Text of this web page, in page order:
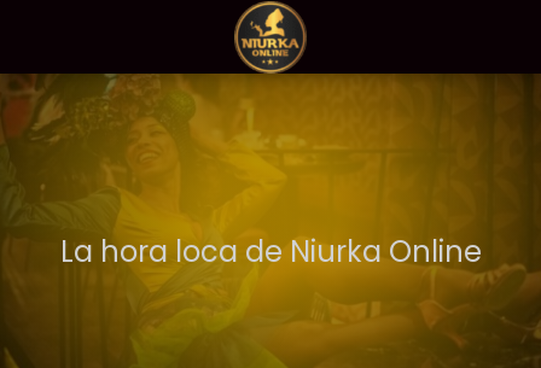
La hora loca de Niurka Online